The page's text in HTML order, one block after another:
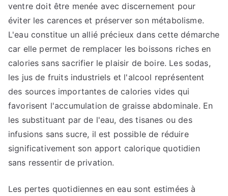
ventre doit être menée avec discernement pour
éviter les carences et préserver son métabolisme.
L'eau constitue un allié précieux dans cette démarche
car elle permet de remplacer les boissons riches en
calories sans sacrifier le plaisir de boire. Les sodas,
les jus de fruits industriels et l'alcool représentent
des sources importantes de calories vides qui
favorisent l'accumulation de graisse abdominale. En
les substituant par de l'eau, des tisanes ou des
infusions sans sucre, il est possible de réduire
significativement son apport calorique quotidien
sans ressentir de privation.
Les pertes quotidiennes en eau sont estimées à